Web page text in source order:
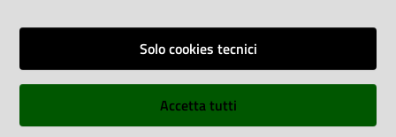
Informative e liberatorie privacy
Dichiarazione di accessibilità
Solo cookies tecnici
Accetta tutti